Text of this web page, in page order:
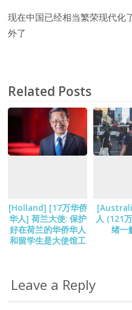
现在中国已经相当繁荣现代化
外了
Related Posts
[Holland] [17万华侨
华人] 荷兰大使: 保护
好在荷兰的华侨华人
和留学生是大使馆工
人 (121
绪一
Leave a Reply